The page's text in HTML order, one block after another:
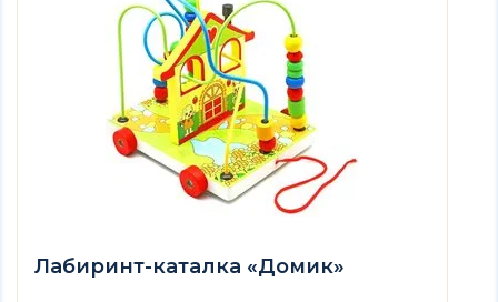
Лабиринт-каталка «Домик»